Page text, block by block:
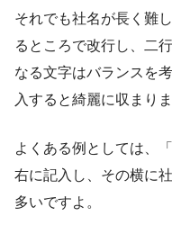
それでも社名が長く難
るところで改行し、二
なる文字はバランスを
入すると綺麗に収まりま
よくある例としては、
右に記入し、その横に
多いですよ。